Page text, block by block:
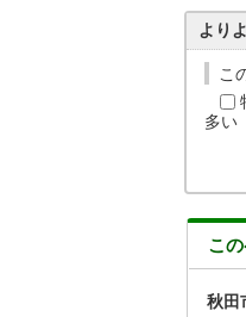
より
こ
多い
こ
秋田